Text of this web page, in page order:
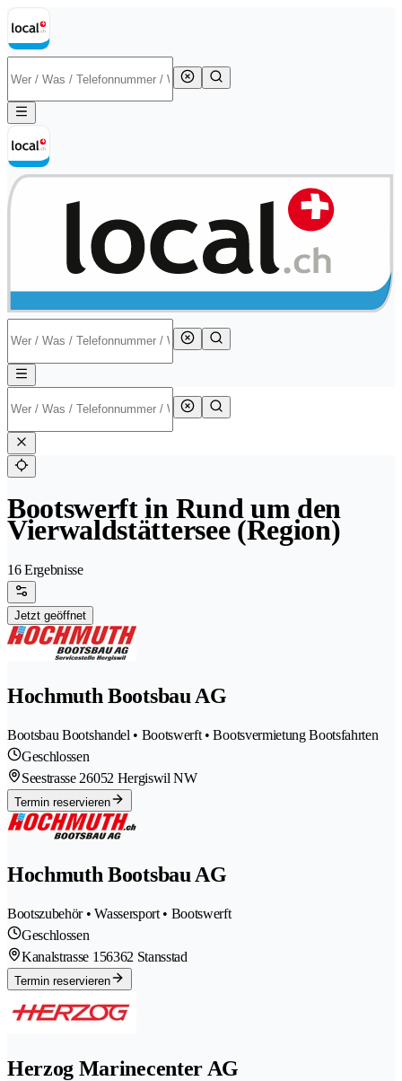
Bootswerft in Rund um den
Vierwaldstättersee (Region)
16 Ergebnisse
Jetzt geöffnet
Hochmuth Bootsbau AG
Bootsbau Bootshandel • Bootswerft • Bootsvermietung Bootsfahrten
Geschlossen
Seestrasse 26052 Hergiswil NW
Termin reservieren
Hochmuth Bootsbau AG
Bootszubehör • Wassersport • Bootswerft
Geschlossen
Kanalstrasse 156362 Stansstad
Termin reservieren
Herzog Marinecenter AG